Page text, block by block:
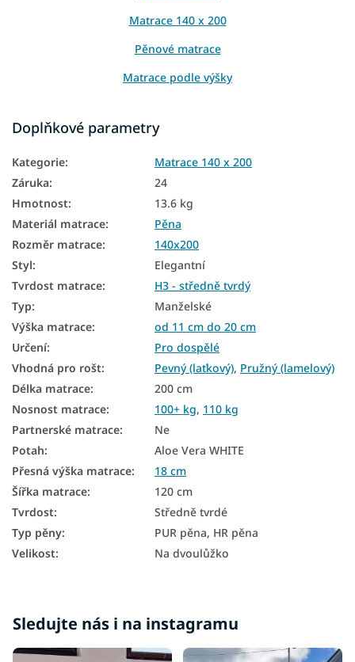
Matrace 140 x 200
Pěnové matrace
Matrace podle výšky
Matrace HR pěna
Matrace pro hosty
Přistýlkové matrace
Matrace na polohovatelný rošt
Matrace podle tvrdosti
Zdravotní matrace
Velké matrace
Antialergické matrace
Antibakteriální matrace
Pěnové matrace 140x200
Levné matrace 140x200
Matrace tvrdost H3
Matrace podle nosnosti 100+ kg
Doplňkové parametry
Kategorie:
Matrace 140 x 200
Záruka:
24
Hmotnost:
13.6 kg
Materiál matrace:
Pěna
Rozměr matrace:
140x200
Styl:
Elegantní
Tvrdost matrace:
H3 - středně tvrdý
Typ:
Manželské
Výška matrace:
od 11 cm do 20 cm
Určení:
Pro dospělé
Vhodná pro rošt: Pevný (laťkový), Pružný (lamelový)
Délka matrace:
200 cm
Nosnost matrace: 100+ kg, 110 kg
Partnerské matrace:
Ne
Potah:
Aloe Vera WHITE
Přesná výška matrace:
18 cm
Šířka matrace:
120 cm
Tvrdost:
Středně tvrdé
Typ pěny:
PUR pěna, HR pěna
Velikost: Na dvoulůžko
Sledujte nás i na instagramu